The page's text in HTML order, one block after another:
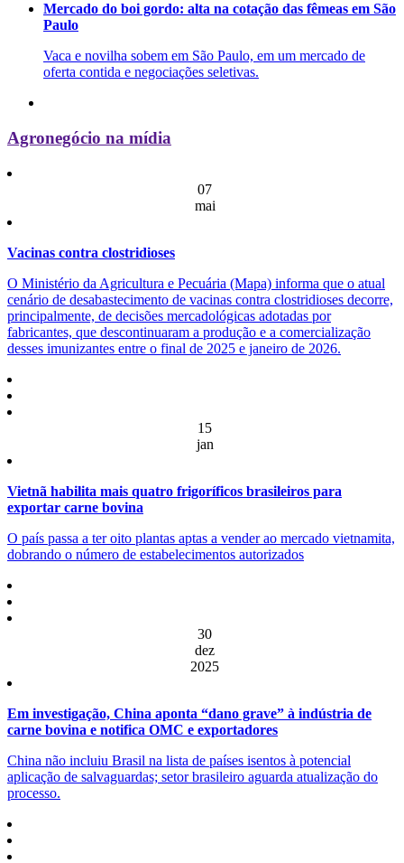
Mercado do boi gordo: alta na cotação das fêmeas em São
Paulo
Vaca e novilha sobem em São Paulo, em um mercado de
oferta contida e negociações seletivas.
Agronegócio na mídia
07
mai
Vacinas contra clostridioses
O Ministério da Agricultura e Pecuária (Mapa) informa que o atual
cenário de desabastecimento de vacinas contra clostridioses decorre,
principalmente, de decisões mercadológicas adotadas por
fabricantes, que descontinuaram a produção e a comercialização
desses imunizantes entre o final de 2025 e janeiro de 2026.
15
jan
Vietnã habilita mais quatro frigoríficos brasileiros para
exportar carne bovina
O país passa a ter oito plantas aptas a vender ao mercado vietnamita,
dobrando o número de estabelecimentos autorizados
30
dez
2025
Em investigação, China aponta “dano grave” à indústria de
carne bovina e notifica OMC e exportadores
China não incluiu Brasil na lista de países isentos à potencial
aplicação de salvaguardas; setor brasileiro aguarda atualização do
processo.